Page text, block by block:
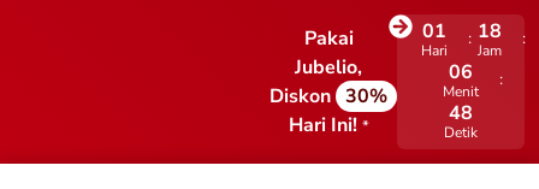
Pakai
Jubelio,
Diskon 30%
Hari Ini! *
01
Hari
18
Jam
06
Menit
47
Detik